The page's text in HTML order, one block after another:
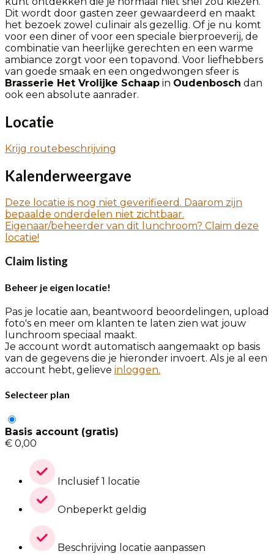
Dit wordt door gasten zeer gewaardeerd en maakt
het bezoek zowel culinair als gezellig. Of je nu komt
voor een diner of voor een speciale bierproeverij, de
combinatie van heerlijke gerechten en een warme
ambiance zorgt voor een topavond. Voor liefhebbers
van goede smaak en een ongedwongen sfeer is
Brasserie Het Vrolijke Schaap in Oudenbosch dan
ook een absolute aanrader.
Locatie
Krijg routebeschrijving
Kalenderweergave
Deze locatie is nog niet geverifieerd. Daarom zijn
bepaalde onderdelen niet zichtbaar.
Eigenaar/beheerder van dit lunchroom? Claim deze
locatie!
Claim listing
Beheer je eigen locatie!
Pas je locatie aan, beantwoord beoordelingen, upload
foto's en meer om klanten te laten zien wat jouw
lunchroom speciaal maakt.
Je account wordt automatisch aangemaakt op basis
van de gegevens die je hieronder invoert. Als je al een
account hebt, gelieve inloggen.
Selecteer plan
Basis account (gratis)
€ 0,00
Inclusief 1 locatie
Onbeperkt geldig
Beschrijving locatie aanpassen